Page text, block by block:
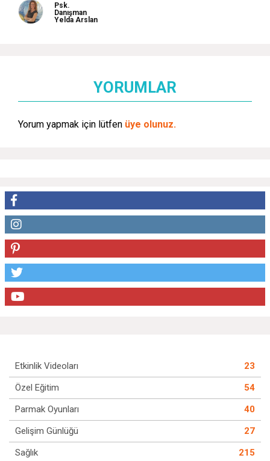
Psk.
Danışman
Yelda Arslan
YORUMLAR
Yorum yapmak için lütfen üye olunuz.
Etkinlik Videoları
23
Özel Eğitim
54
Parmak Oyunları
40
Gelişim Günlüğü
27
Sağlık
215